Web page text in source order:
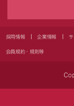
採用情報 企業情報
会員規約・規則等